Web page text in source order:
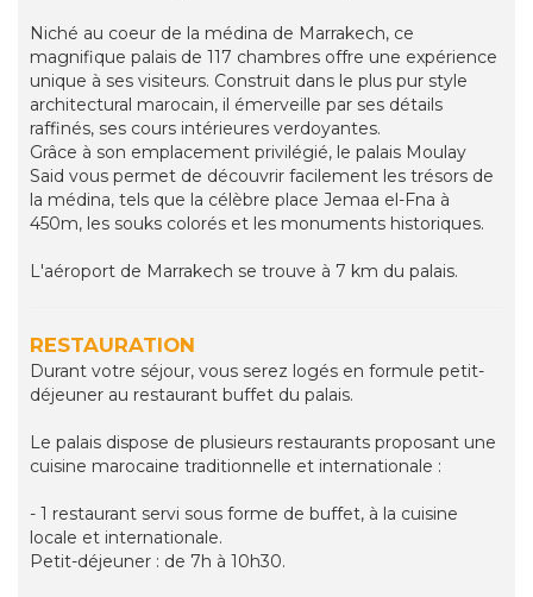
Niché au coeur de la médina de Marrakech, ce
magnifique palais de 117 chambres offre une expérience
unique à ses visiteurs. Construit dans le plus pur style
architectural marocain, il émerveille par ses détails
raffinés, ses cours intérieures verdoyantes.
Grâce à son emplacement privilégié, le palais Moulay
Said vous permet de découvrir facilement les trésors de
la médina, tels que la célèbre place Jemaa el-Fna à
450m, les souks colorés et les monuments historiques.
L'aéroport de Marrakech se trouve à 7 km du palais.
RESTAURATION
Durant votre séjour, vous serez logés en formule petit-
déjeuner au restaurant buffet du palais.
Le palais dispose de plusieurs restaurants proposant une
cuisine marocaine traditionnelle et internationale :
- 1 restaurant servi sous forme de buffet, à la cuisine
locale et internationale.
Petit-déjeuner : de 7h à 10h30.